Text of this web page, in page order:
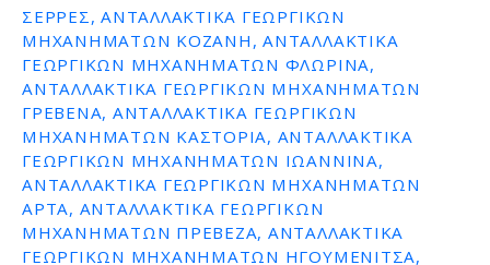
ΣΕΡΡΕΣ, ΑΝΤΑΛΛΑΚΤΙΚΑ ΓΕΩΡΓΙΚΩΝ
ΜΗΧΑΝΗΜΑΤΩΝ ΚΟΖΑΝΗ, ΑΝΤΑΛΛΑΚΤΙΚΑ
ΓΕΩΡΓΙΚΩΝ ΜΗΧΑΝΗΜΑΤΩΝ ΦΛΩΡΙΝΑ,
ΑΝΤΑΛΛΑΚΤΙΚΑ ΓΕΩΡΓΙΚΩΝ ΜΗΧΑΝΗΜΑΤΩΝ
ΓΡΕΒΕΝΑ, ΑΝΤΑΛΛΑΚΤΙΚΑ ΓΕΩΡΓΙΚΩΝ
ΜΗΧΑΝΗΜΑΤΩΝ ΚΑΣΤΟΡΙΑ, ΑΝΤΑΛΛΑΚΤΙΚΑ
ΓΕΩΡΓΙΚΩΝ ΜΗΧΑΝΗΜΑΤΩΝ ΙΩΑΝΝΙΝΑ,
ΑΝΤΑΛΛΑΚΤΙΚΑ ΓΕΩΡΓΙΚΩΝ ΜΗΧΑΝΗΜΑΤΩΝ
ΑΡΤΑ, ΑΝΤΑΛΛΑΚΤΙΚΑ ΓΕΩΡΓΙΚΩΝ
ΜΗΧΑΝΗΜΑΤΩΝ ΠΡΕΒΕΖΑ, ΑΝΤΑΛΛΑΚΤΙΚΑ
ΓΕΩΡΓΙΚΩΝ ΜΗΧΑΝΗΜΑΤΩΝ ΗΓΟΥΜΕΝΙΤΣΑ,